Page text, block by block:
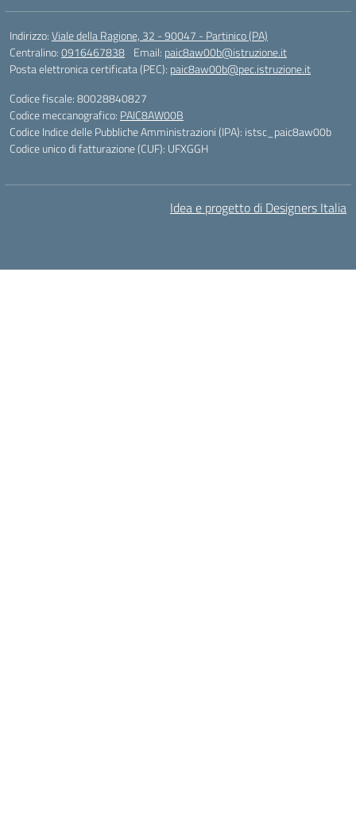
Indirizzo:Viale della Ragione, 32 - 90047 - Partinico (PA)
Centralino:0916467838 Email: paic8aw00b@istruzione.it
Posta elettronica certificata (PEC): paic8aw00b@pec.istruzione.it
Codice fiscale: 80028840827
Codice meccanografico: PAIC8AW00B
Codice Indice delle Pubbliche Amministrazioni (IPA): istsc_paic8aw00b
Codice unico di fatturazione (CUF): UFXGGH
Idea e progetto di Designers Italia